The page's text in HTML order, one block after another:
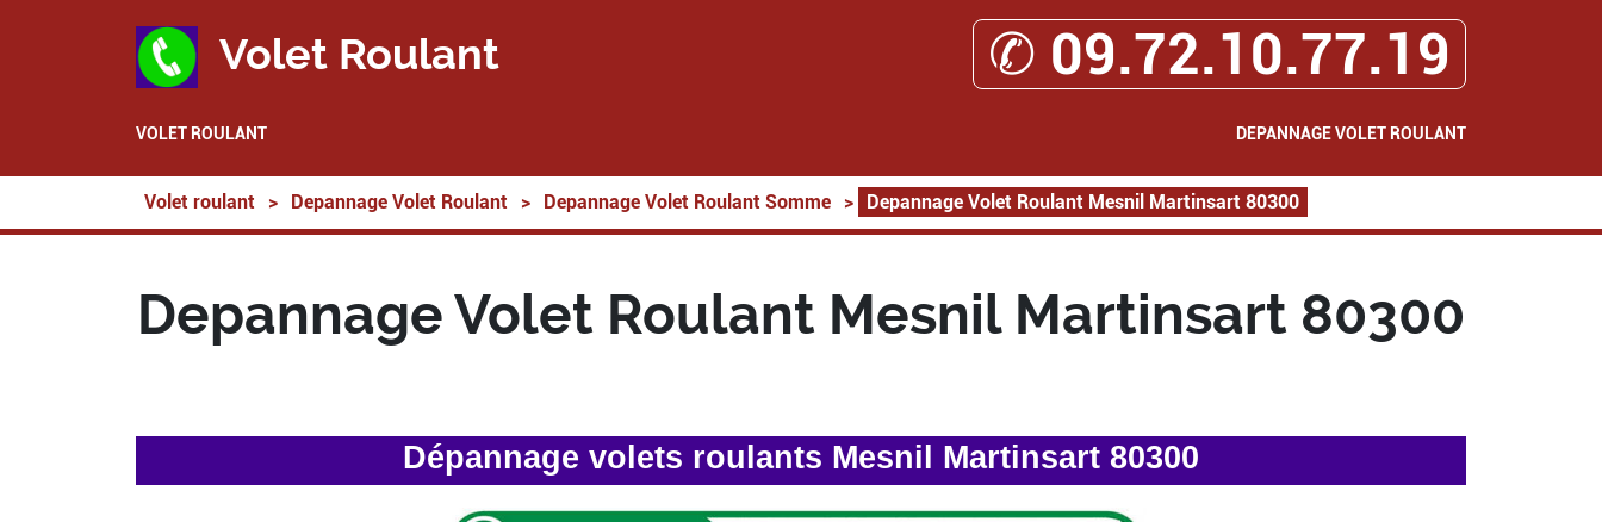
Volet Roulant ✆ 09.72.10.77.19
VOLET ROULANT DEPANNAGE VOLET ROULANT
Volet roulant > Depannage Volet Roulant > Depannage Volet Roulant Somme > Depannage Volet Roulant Mesnil Martinsart 80300
Depannage Volet Roulant Mesnil Martinsart 80300
Dépannage volets roulants Mesnil Martinsart 80300